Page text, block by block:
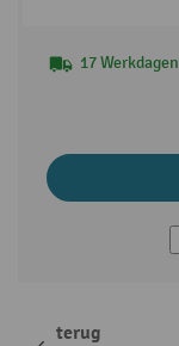
17 Werkdagen
terug